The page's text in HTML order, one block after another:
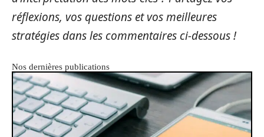
réflexions, vos questions et vos meilleures
stratégies dans les commentaires ci-dessous !
Nos dernières publications